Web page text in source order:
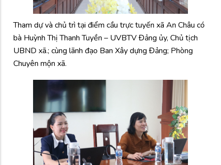
Tham dự và chủ trì tại điểm cầu trực tuyến xã An Châu có
bà Huỳnh Thị Thanh Tuyền – UVBTV Đảng ủy, Chủ tịch
UBND xã.; cùng lãnh đạo Ban Xây dựng Đảng; Phòng
Chuyên mộn xã.